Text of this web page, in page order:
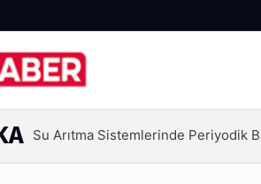
önce Su Arıtma Sistemlerinde Periyodik